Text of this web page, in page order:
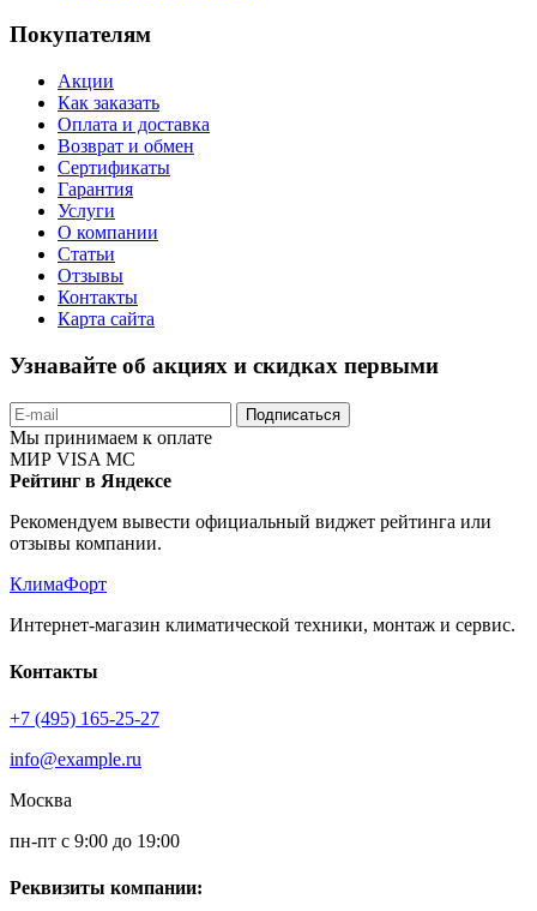
Покупателям
Акции
Как заказать
Оплата и доставка
Возврат и обмен
Сертификаты
Гарантия
Услуги
О компании
Статьи
Отзывы
Контакты
Карта сайта
Узнавайте об акциях и скидках первыми
Подписаться
Мы принимаем к оплате
МИР VISA MC
Рейтинг в Яндексе
Рекомендуем вывести официальный виджет рейтинга или
отзывы компании.
КлимаФорт
Интернет-магазин климатической техники, монтаж и сервис.
Контакты
+7 (495) 165-25-27
info@example.ru
Москва
пн-пт с 9:00 до 19:00
Реквизиты компании: